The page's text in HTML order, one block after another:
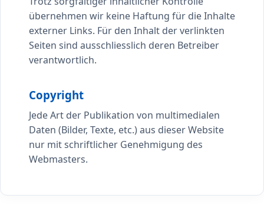
übernehmen wir keine Haftung für die Inhalte
externer Links. Für den Inhalt der verlinkten
Seiten sind ausschliesslich deren Betreiber
verantwortlich.
Copyright
Jede Art der Publikation von multimedialen
Daten (Bilder, Texte, etc.) aus dieser Website
nur mit schriftlicher Genehmigung des
Webmasters.